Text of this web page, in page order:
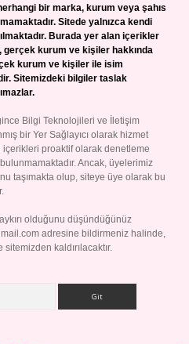
bir marka, kurum veya şahıs
Sitede yalnızca kendi
Burada yer alan içerikler
gerçek kurum ve kişiler hakkında
kurum ve kişiler ile isim
Sitemizdeki bilgiler taslak
Bilgi Teknolojileri ve İletişim
bir Yer Sağlayıcı olarak hizmet
proaktif olarak denetleme
Ancak, üyelerimiz
taşımakta olup, siteye üye olarak bu
olduğunu düşündüğünüz
adresine bildirmeniz halinde,
kaldırılacaktır.